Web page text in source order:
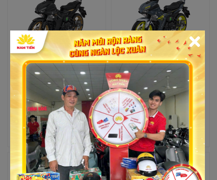
Yamaha Exciter 155 LTD
Đen Nhám Mâm Vàng
5 lượt mua
32,500,000đ 61,500,000đ
Trả góp
Xem chi
tiết
Yamaha Exciter 155 Bản
LTD Màu Xanh Bạc,
Xanh Đen, Vàng Xám
16 lượt mua
61,000,000đ 61,500,000đ
Trả góp
Xem chi
tiết
--2%